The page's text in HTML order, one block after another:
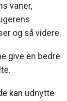
vaner,
og så videre.
give en bedre
kan udnytte